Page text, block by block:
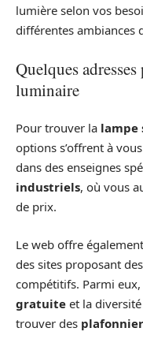
lumière selon vos
différentes ambiances
Quelques
luminaire
Pour trouver la lampe
options s’offrent à
dans des enseignes
industriels, où vous
de prix.
Le web offre
des sites proposant
compétitifs. Parmi eux,
gratuite et la
trouver des